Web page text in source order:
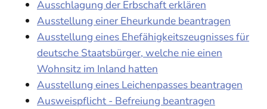
Ausschlagung der Erbschaft erklären
Ausstellung einer Eheurkunde beantragen
Ausstellung eines Ehefähigkeitszeugnisses für
deutsche Staatsbürger, welche nie einen
Wohnsitz im Inland hatten
Ausstellung eines Leichenpasses beantragen
Ausweispflicht - Befreiung beantragen